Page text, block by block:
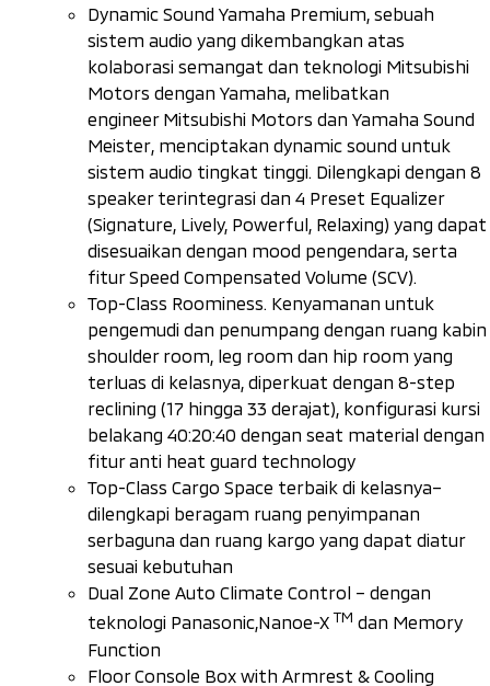
Dynamic Sound Yamaha Premium, sebuah
sistem audio yang dikembangkan atas
kolaborasi semangat dan teknologi Mitsubishi
Motors dengan Yamaha, melibatkan
engineer Mitsubishi Motors dan Yamaha Sound
Meister, menciptakan dynamic sound untuk
sistem audio tingkat tinggi. Dilengkapi dengan 8
speaker terintegrasi dan 4 Preset Equalizer
(Signature, Lively, Powerful, Relaxing) yang dapat
disesuaikan dengan mood pengendara, serta
fiturSpeed Compensated Volume (SCV).
Top-Class Roominess. Kenyamanan untuk
pengemudi dan penumpang dengan ruang kabin
shoulder room, leg room dan hip room yang
terluas di kelasnya, diperkuat dengan 8-step
reclining (17 hingga 33 derajat), konfigurasi kursi
belakang 40:20:40 dengan seat material dengan
fituranti heat guard technology
Top-Class Cargo Space terbaik di kelasnya–
dilengkapi beragam ruang penyimpanan
serbaguna dan ruang kargo yang dapat diatur
sesuai kebutuhan
Dual Zone Auto Climate Control – dengan
teknologi Panasonic,Nanoe-XTM dan Memory
Function
Floor Console Box with Armrest & Cooling